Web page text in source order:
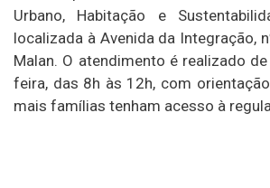
Urbano, Habitação e
localizada à Avenida da Integração,
Malan. O atendimento é realizado
feira, das 8h às 12h, com
mais famílias tenham acesso à